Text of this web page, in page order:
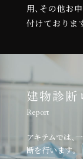
用、その他お
付けておりま
建物診断
Report
アキテムでは、
断を行います。